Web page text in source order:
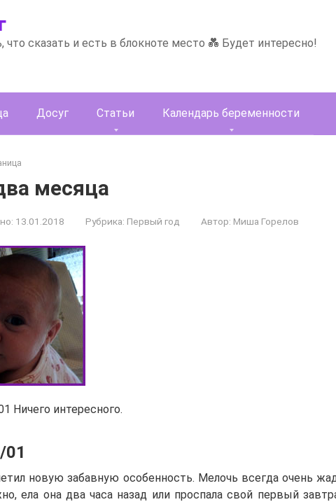
что сказать и есть в блокноте место 💑 Будет интересно!
Досуг Статьи Календарь беременности
месяца
13.01.2018 Рубрика: Первый год Автор: Миша Горелов
Ничего интересного.
01
новую забавную особенность. Мелочь всегда очень
ела она два часа назад или проспала свой первый